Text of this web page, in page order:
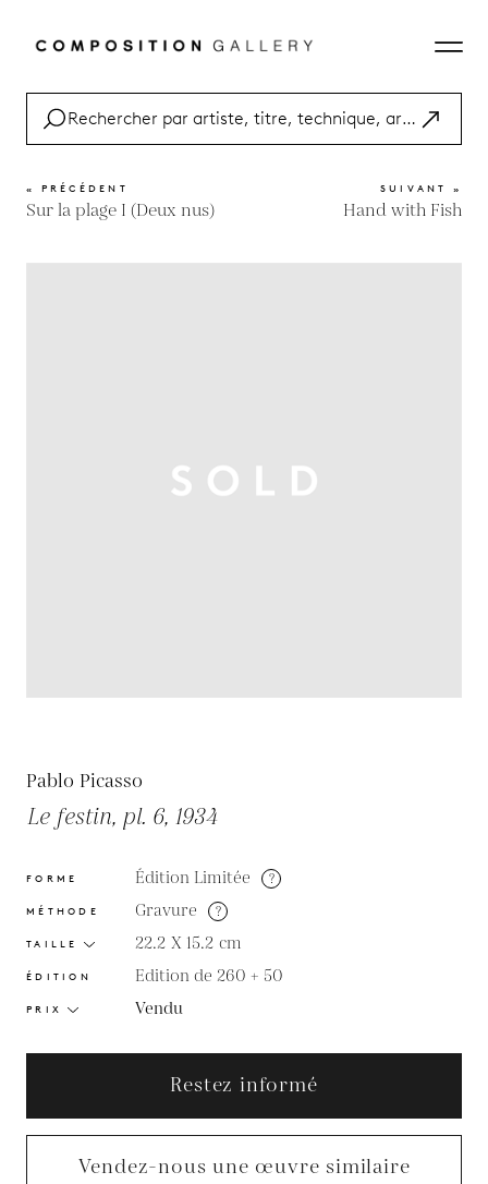
« PRÉCÉDENT
Sur la plage I (Deux nus)
SUIVANT »
Hand with Fish
Pablo Picasso
Le festin, pl. 6, 1934
FORME Édition Limitée ?
MÉTHODE Gravure ?
TAILLE 22.2 X 15.2 cm
ÉDITION Edition de 260 + 50
PRIX Vendu
Restez informé
Vendez-nous une œuvre similaire